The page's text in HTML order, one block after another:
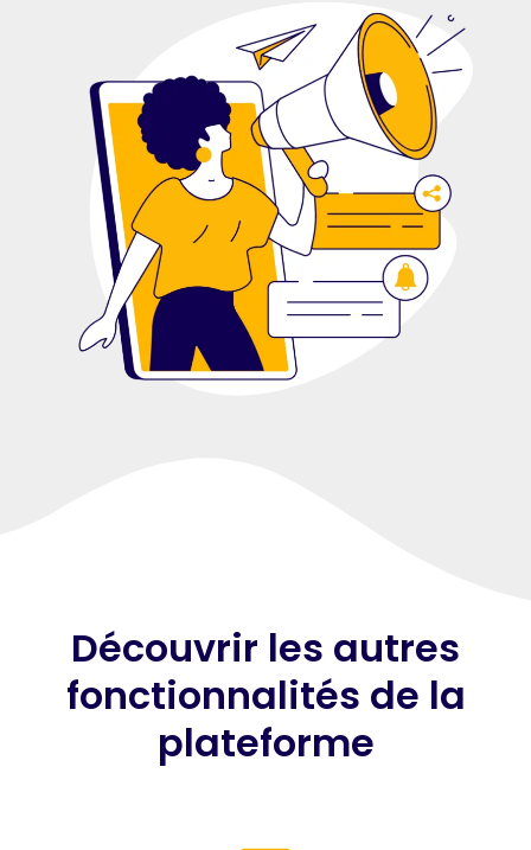
Découvrir les autres
fonctionnalités de la
plateforme